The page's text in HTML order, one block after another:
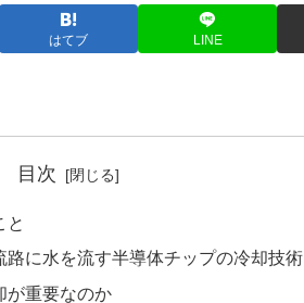
はてブ LINE
目次
と
路に水を流す半導体チップの冷却技術
が重要なのか